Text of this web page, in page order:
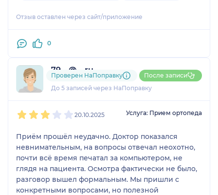
ситуации.
профессионализм врача. Он не только
поводу моего состояния, но и предложил
эффективный план лечения. Благодаря его
советам и рекомендациям, я почувствовал
безмерно благодарен врачу Сергею
Геннадьевичу за его профессионализм,
внимательность и эффективную помощь. Его
дистанционная консультация помогла мне
решить проблему, с которой я долго боролся.
Рекомендую этого врача всем, кто ищет
квалифицированную и оперативную
медицинскую помощь.
Отзыв оставлен через сайт/приложение
0
79....@....ru
2 отзыва
До 5 записей через НаПоправку
Проверен НаПоправку После записи
20.10.2025 Услуга: Прием ортопеда
Приём прошёл неудачно. Доктор показался
невнимательным, на вопросы отвечал неохотно,
почти всё время печатал за компьютером, не
глядя на пациента. Осмотра фактически не было,
разговор вышел формальным. Мы пришли с
конкретными вопросами, но полезной